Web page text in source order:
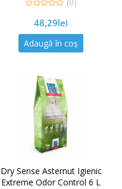
5
48,29lei
Adaugă în coș
Dry Sense Asternut Igienic
Extreme Odor Control 6 L